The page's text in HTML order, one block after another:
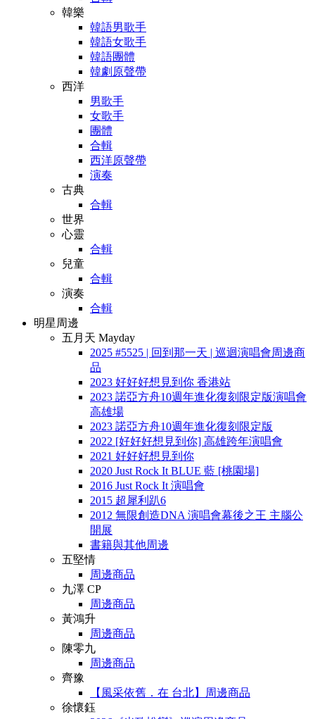
韓樂
韓語男歌手
韓語女歌手
韓語團體
韓劇原聲帶
西洋
男歌手
女歌手
團體
合輯
西洋原聲帶
演奏
古典
合輯
世界
心靈
合輯
兒童
合輯
演奏
合輯
明星周邊
五月天 Mayday
2025 #5525 | 回到那一天 | 巡迴演唱會周邊商
品
2023 好好好想見到你 香港站
2023 諾亞方舟10週年進化復刻限定版演唱會
高雄場
2023 諾亞方舟10週年進化復刻限定版
2022 [好好好想見到你] 高雄跨年演唱會
2021 好好好想見到你
2020 Just Rock It BLUE 藍 [桃園場]
2016 Just Rock It 演唱會
2015 超犀利趴6
2012 無限創造DNA 演唱會幕後之王 主腦公
開展
書籍與其他周邊
五堅情
周邊商品
九澤 CP
周邊商品
黃鴻升
周邊商品
陳零九
周邊商品
齊豫
【風采依舊．在 台北】周邊商品
徐懷鈺